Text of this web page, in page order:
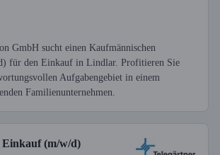
GmbH sucht einen Kaufmännischen
für den Einkauf in Lindlar. Profitieren Sie
Aufgabengebiet in einem
Familienunternehmen.
Einkauf (m/w/d)